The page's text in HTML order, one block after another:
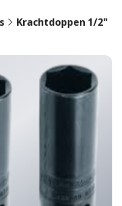
Krachtdoppen 1/2"